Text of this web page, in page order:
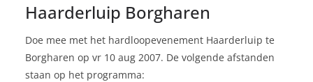
Haarderluip Borgharen
Doe mee met het hardloopevenement Haarderluip te
Borgharen op vr 10 aug 2007. De volgende afstanden
staan op het programma: